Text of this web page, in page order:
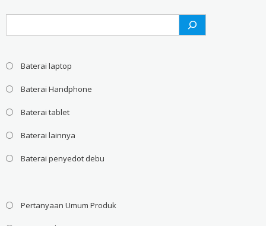
Baterai laptop
Baterai Handphone
Baterai tablet
Baterai lainnya
Baterai penyedot debu
Pertanyaan Umum Produk